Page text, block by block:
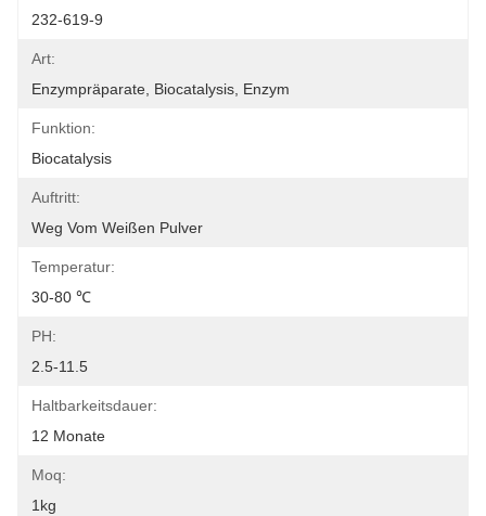
232-619-9
Art:
Enzympräparate, Biocatalysis, Enzym
Funktion:
Biocatalysis
Auftritt:
Weg Vom Weißen Pulver
Temperatur:
30-80 ℃
PH:
2.5-11.5
Haltbarkeitsdauer:
12 Monate
Moq:
1kg